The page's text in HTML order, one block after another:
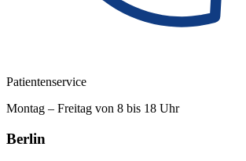
Patientenservice
Montag – Freitag von 8 bis 18 Uhr
Berlin